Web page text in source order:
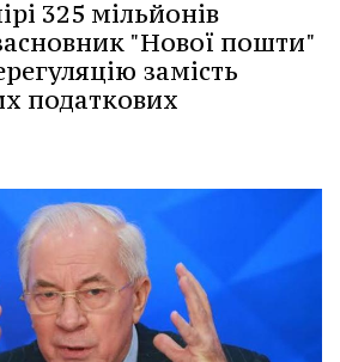
325 мільйонів
"Нової пошти"
замість
податкових